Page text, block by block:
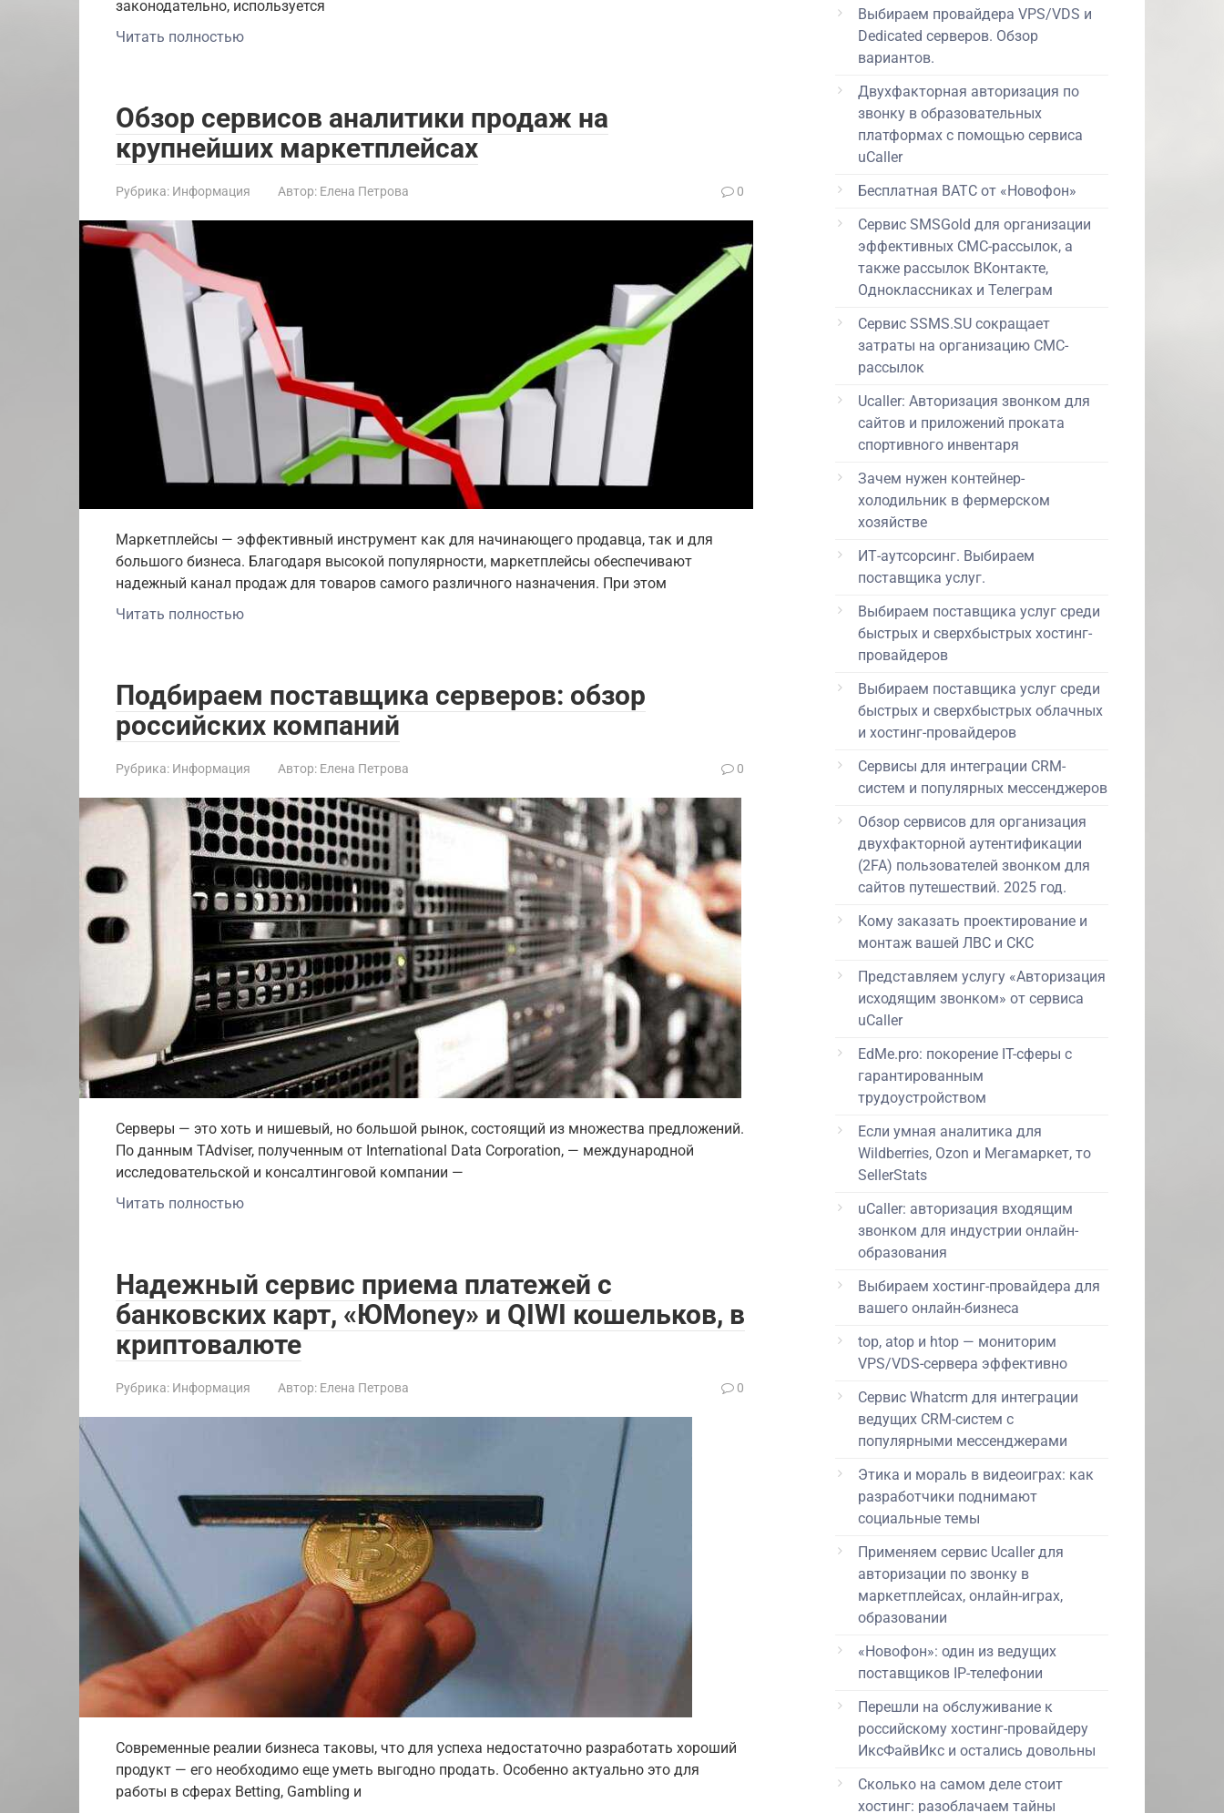
законодательно, используется
Читать полностью
Обзор сервисов аналитики продаж на
крупнейших маркетплейсах
Рубрика: Информация Автор: Елена Петрова 0
Маркетплейсы — эффективный инструмент как для начинающего продавца, так и для
большого бизнеса. Благодаря высокой популярности, маркетплейсы обеспечивают
надежный канал продаж для товаров самого различного назначения. При этом
Читать полностью
Подбираем поставщика серверов: обзор
российских компаний
Рубрика: Информация Автор: Елена Петрова 0
Серверы — это хоть и нишевый, но большой рынок, состоящий из множества предложений.
По данным TAdviser, полученным от International Data Corporation, — международной
исследовательской и консалтинговой компании —
Читать полностью
Надежный сервис приема платежей с
банковских карт, «ЮMoney» и QIWI кошельков, в
криптовалюте
Рубрика: Информация Автор: Елена Петрова 0
Современные реалии бизнеса таковы, что для успеха недостаточно разработать хороший
продукт — его необходимо еще уметь выгодно продать. Особенно актуально это для
работы в сферах Betting, Gambling и
Выбираем провайдера VPS/VDS и
Dedicated серверов. Обзор
вариантов.
Двухфакторная авторизация по
звонку в образовательных
платформах с помощью сервиса
uCaller
Бесплатная ВАТС от «Новофон»
Сервис SMSGold для организации
эффективных СМС-рассылок, а
также рассылок ВКонтакте,
Одноклассниках и Телеграм
Сервис SSMS.SU сокращает
затраты на организацию СМС-
рассылок
Ucaller: Авторизация звонком для
сайтов и приложений проката
спортивного инвентаря
Зачем нужен контейнер-
холодильник в фермерском
хозяйстве
ИТ-аутсорсинг. Выбираем
поставщика услуг.
Выбираем поставщика услуг среди
быстрых и сверхбыстрых хостинг-
провайдеров
Выбираем поставщика услуг среди
быстрых и сверхбыстрых облачных
и хостинг-провайдеров
Сервисы для интеграции CRM-
систем и популярных мессенджеров
Обзор сервисов для организация
двухфакторной аутентификации
(2FA) пользователей звонком для
сайтов путешествий. 2025 год.
Кому заказать проектирование и
монтаж вашей ЛВС и СКС
Представляем услугу «Авторизация
исходящим звонком» от сервиса
uCaller
EdMe.pro: покорение IT-сферы с
гарантированным
трудоустройством
Если умная аналитика для
Wildberries, Ozon и Мегамаркет, то
SellerStats
uCaller: авторизация входящим
звонком для индустрии онлайн-
образования
Выбираем хостинг-провайдера для
вашего онлайн-бизнеса
top, atop и htop — мониторим
VPS/VDS-сервера эффективно
Сервис Whatcrm для интеграции
ведущих CRM-систем с
популярными мессенджерами
Этика и мораль в видеоиграх: как
разработчики поднимают
социальные темы
Применяем сервис Ucaller для
авторизации по звонку в
маркетплейсах, онлайн-играх,
образовании
«Новофон»: один из ведущих
поставщиков IP-телефонии
Перешли на обслуживание к
российскому хостинг-провайдеру
ИксФайвИкс и остались довольны
Сколько на самом деле стоит
хостинг: разоблачаем тайны